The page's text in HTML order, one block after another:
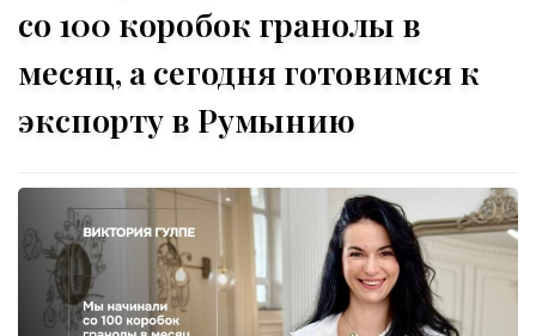
со 100 коробок гранолы в
месяц, а сегодня готовимся к
экспорту в Румынию